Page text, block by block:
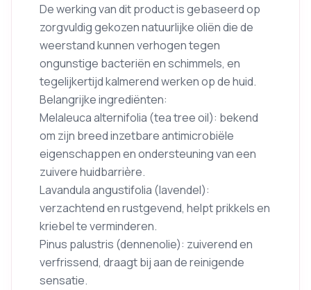
De werking van dit product is gebaseerd op
zorgvuldig gekozen natuurlijke oliën die de
weerstand kunnen verhogen tegen
ongunstige bacteriën en schimmels, en
tegelijkertijd kalmerend werken op de huid.
Belangrijke ingrediënten:
Melaleuca alternifolia (tea tree oil): bekend
om zijn breed inzetbare antimicrobiële
eigenschappen en ondersteuning van een
zuivere huidbarrière.
Lavandula angustifolia (lavendel):
verzachtend en rustgevend, helpt prikkels en
kriebel te verminderen.
Pinus palustris (dennenolie): zuiverend en
verfrissend, draagt bij aan de reinigende
sensatie.